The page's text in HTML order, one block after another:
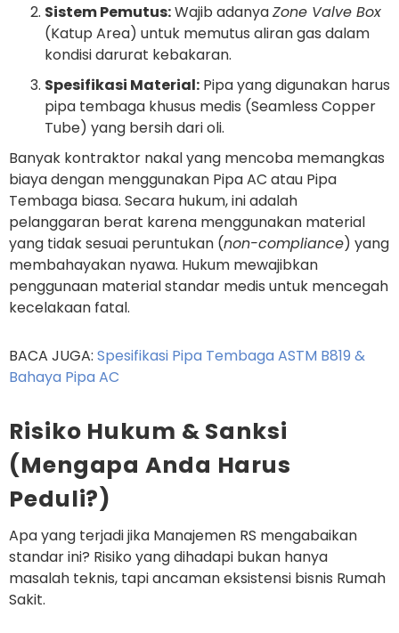
Sistem Pemutus:Wajib adanyaZone Valve Box
(Katup Area) untuk memutus aliran gas dalam
kondisi darurat kebakaran.
Spesifikasi Material: Pipa yang digunakan harus
pipa tembaga khusus medis (Seamless Copper
Tube) yang bersih dari oli.
Banyak kontraktor nakal yang mencoba memangkas
biaya dengan menggunakan Pipa AC atau Pipa
Tembaga biasa. Secara hukum, ini adalah
pelanggaran berat karena menggunakan material
yang tidak sesuai peruntukan (non-compliance) yang
membahayakan nyawa. Hukum mewajibkan
penggunaan material standar medis untuk mencegah
kecelakaan fatal.
BACA JUGA: Spesifikasi Pipa Tembaga ASTM B819 &
Bahaya Pipa AC
Risiko Hukum & Sanksi
(Mengapa Anda Harus
Peduli?)
Apa yang terjadi jika Manajemen RS mengabaikan
standar ini? Risiko yang dihadapi bukan hanya
masalah teknis, tapi ancaman eksistensi bisnis Rumah
Sakit.